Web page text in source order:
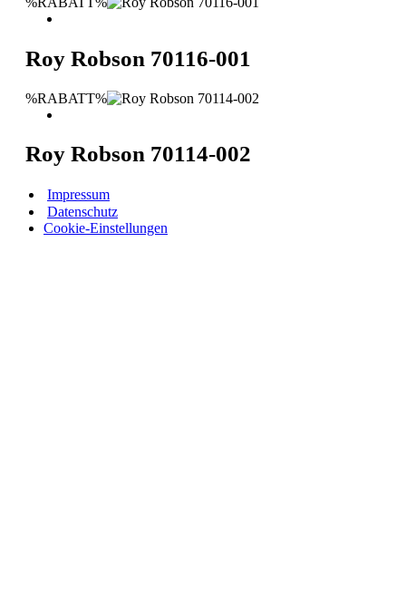
Roy Robson 70116-001
%RABATT%
Roy Robson 70114-002
Impressum
Datenschutz
Cookie-Einstellungen